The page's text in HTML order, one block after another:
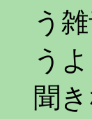
う
う
聞